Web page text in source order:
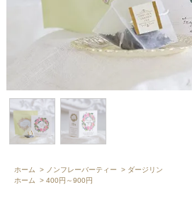
ホーム > ノンフレーバーティー > ダージリン
ホーム
> 400円～900円